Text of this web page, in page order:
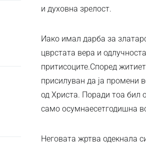
и духовна зрелост.
Иако имал дарба за
цврстата вера и
притисоците.Според
присилуван да ја промени
од Христа. Поради тоа бил
само осумнаесетгодишна
Неговата жртва одекнала